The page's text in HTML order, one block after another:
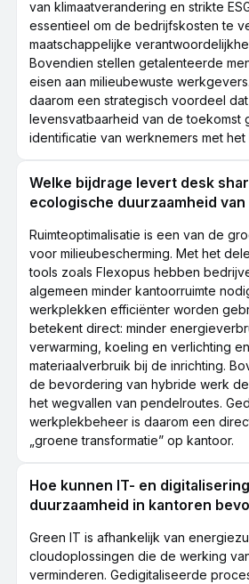
van klimaatverandering en strikte
essentieel om de bedrijfskosten te
maatschappelijke
Bovendien stellen getalenteerde
eisen aan milieubewuste
daarom een strategisch voordeel
levensvatbaarheid van de toekomst
identificatie van werknemers met
Welke bijdrage levert desk
ecologische duurzaamheid
Ruimteoptimalisatie is een van de
voor milieubescherming. Met het
tools zoals Flexopus hebben
algemeen minder kantoorruimte
werkplekken efficiënter worden
betekent direct: minder
verwarming, koeling en verlichting
materiaalverbruik bij de inrichting.
de bevordering van hybride werk
het wegvallen van pendelroutes.
werkplekbeheer is daarom een
„groene transformatie” op kantoor.
Hoe kunnen IT- en
duurzaamheid in kantoren
Green IT is afhankelijk van
cloudoplossingen die de werking
verminderen. Gedigitaliseerde